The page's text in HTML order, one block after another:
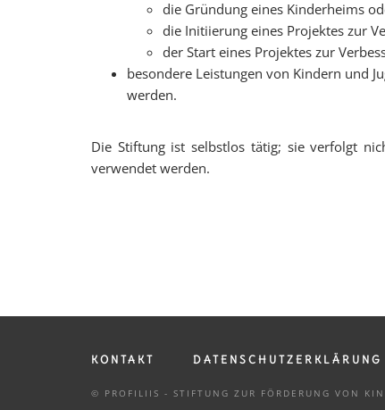
die Gründung eines Kinderheims
die Initiierung eines Projektes zur
der Start eines Projektes zur
besondere Leistungen von Kindern und
werden.
Die Stiftung ist selbstlos tätig; sie verfolgt
verwendet werden.
KONTAKT DATENSCHUTZERKLÄRUNG
© PROFILIIS - STIFTUNG ZUR FÖRDERUNG VON